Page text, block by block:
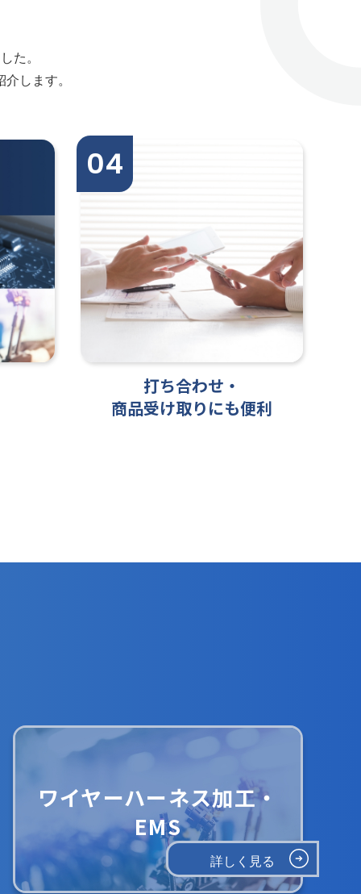
た。
します。
打ち合わせ・
商品受け取りにも便利
ワイヤーハーネス加工・
EMS
詳しく見る